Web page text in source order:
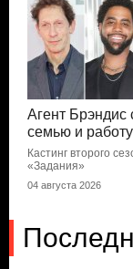
Агент Брэндис
семью и работу
Кастинг второго
«Задания»
04 августа 2026